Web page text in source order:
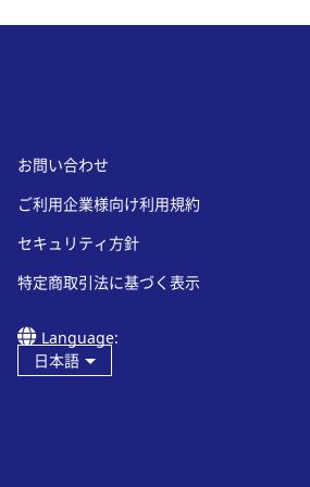
お問い合わせ
ご利用企業様向け利用規約
セキュリティ方針
特定商取引法に基づく表示
Language:
日本語